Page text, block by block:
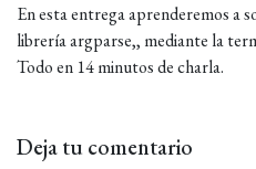
En esta entrega aprenderemos a
librería argparse,, mediante la
Todo en 14 minutos de charla.
Deja tu comentario